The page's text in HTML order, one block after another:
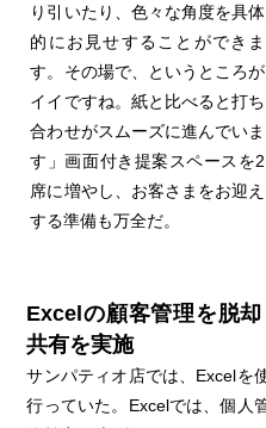
り引いたり、色々な角度を具体
的にお見せすることができま
す。その場で、というところが
イイですね。紙と比べると打ち
合わせがスムーズに進んでいま
す」画面付き提案スペースを2
席に増やし、お客さまをお迎え
する準備も万全だ。
Excelの顧客管理を脱
共有を実施
サンパティオ店では、Excelを
行っていた。Excelでは、個人